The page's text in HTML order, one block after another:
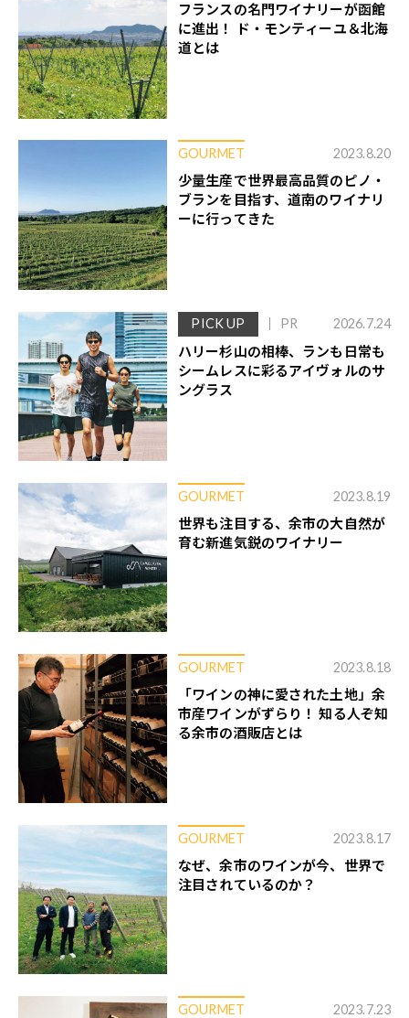
フランスの名門ワイナリーが函館
に進出！ ド・モンティーユ＆北海
道とは
GOURMET 2023.8.20
少量生産で世界最高品質のピノ・
ブランを目指す、道南のワイナリ
ーに行ってきた
PICK UP PR 2026.7.24
ハリー杉山の相棒、ランも日常も
シームレスに彩るアイヴォルのサ
ングラス
GOURMET 2023.8.19
世界も注目する、余市の大自然が
育む新進気鋭のワイナリー
GOURMET 2023.8.18
「ワインの神に愛された土地」余
市産ワインがずらり！ 知る人ぞ知
る余市の酒販店とは
GOURMET 2023.8.17
なぜ、余市のワインが今、世界で
注目されているのか？
GOURMET 2023.7.23